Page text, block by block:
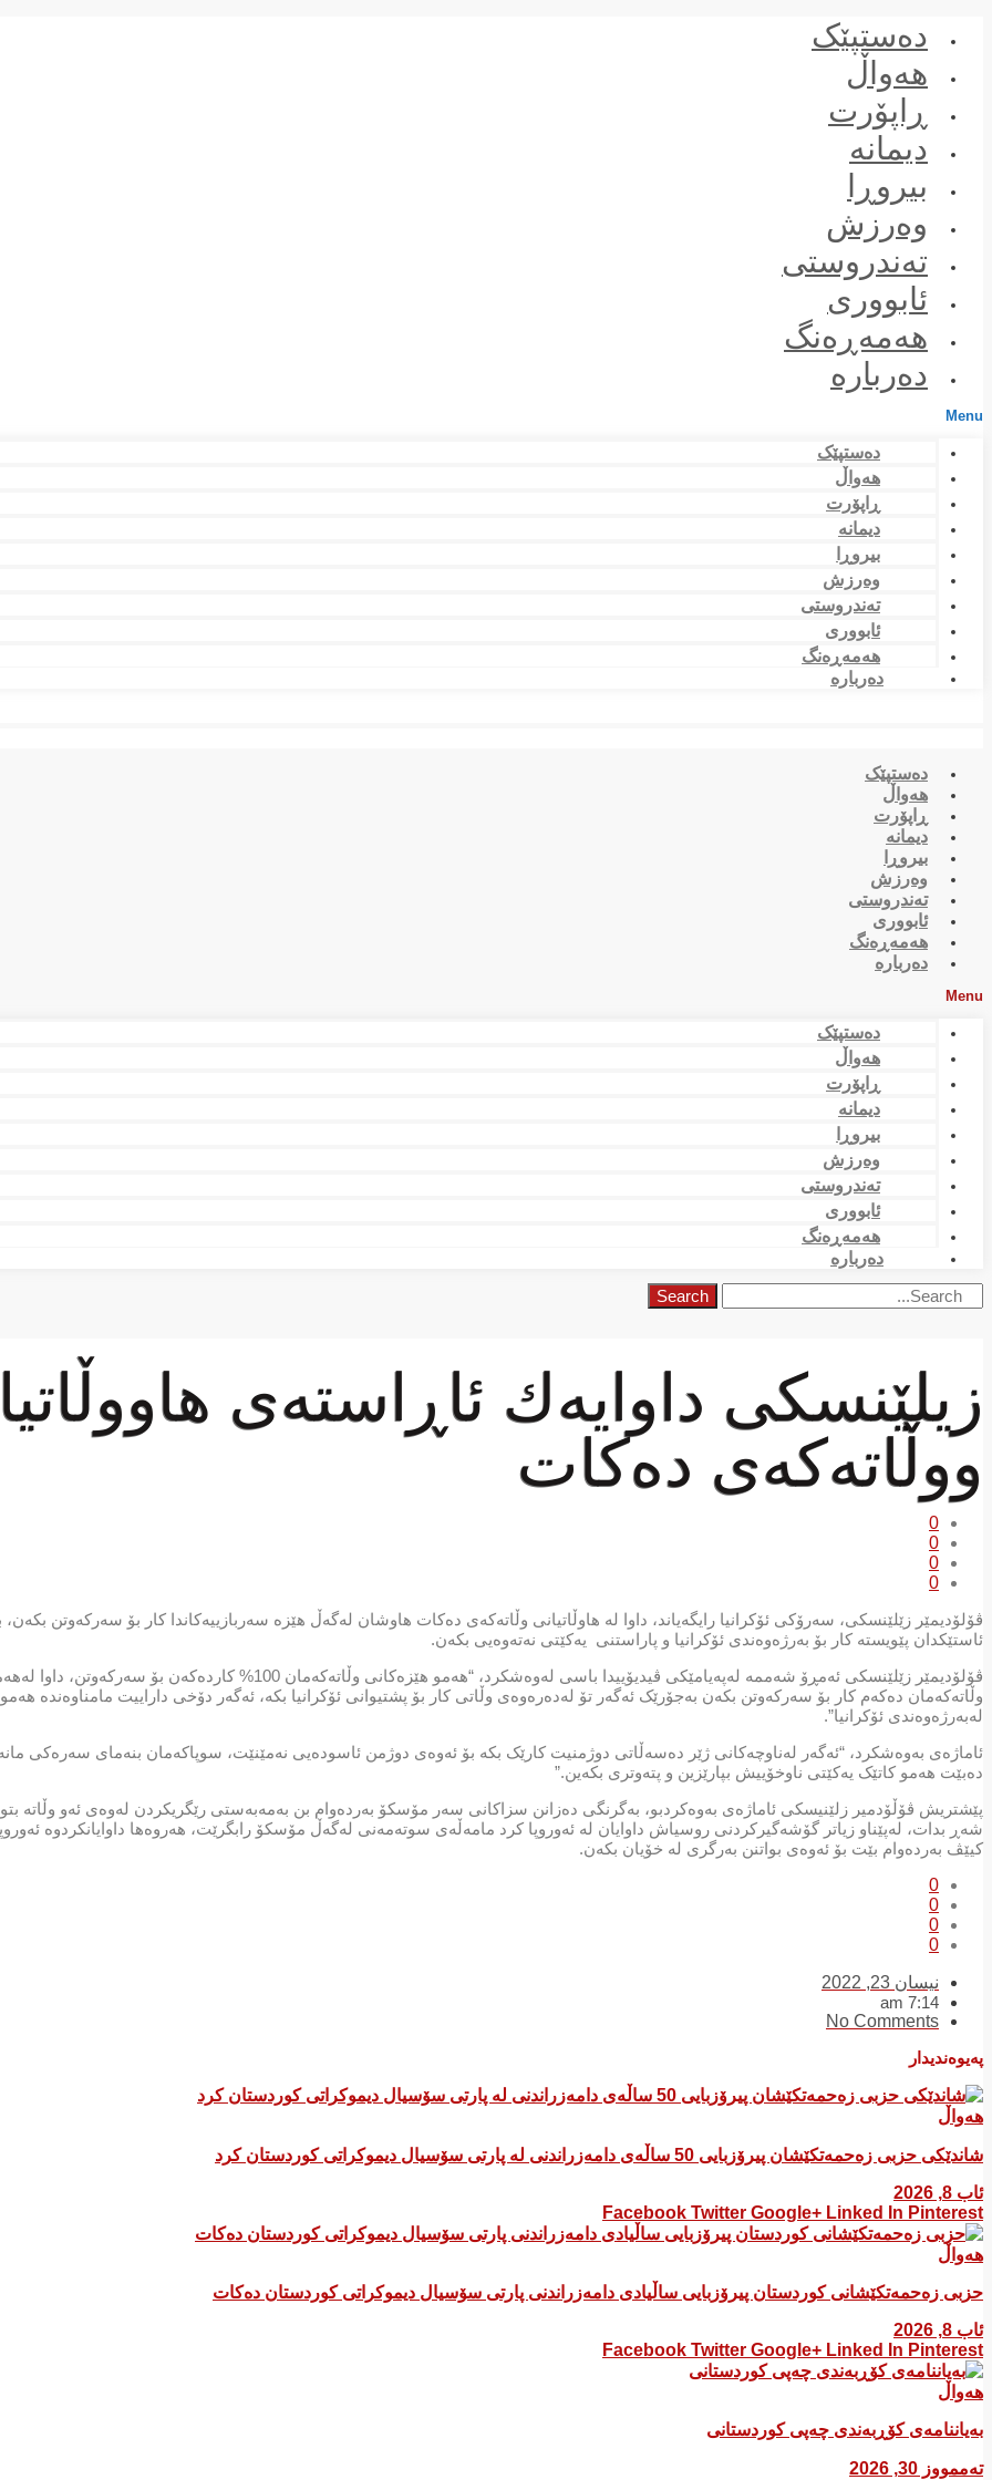
دەستپێک
هەواڵ
ڕاپۆرت
دیمانە
بیروڕا
وەرزش
تەندروستی
ئابووری
هەمەڕەنگ
دەربارە
Menu
دەستپێک
هەواڵ
ڕاپۆرت
دیمانە
بیروڕا
وەرزش
تەندروستی
ئابووری
هەمەڕەنگ
دەربارە
دەستپێک
هەواڵ
ڕاپۆرت
دیمانە
بیروڕا
وەرزش
تەندروستی
ئابووری
هەمەڕەنگ
دەربارە
Menu
دەستپێک
هەواڵ
ڕاپۆرت
دیمانە
بیروڕا
وەرزش
تەندروستی
ئابووری
هەمەڕەنگ
دەربارە
Search
زیلێنسكی داوایەك ئاڕاستەی
ووڵاتەكەی دەكات
0
0
0
0
ڤۆلۆدیمێر زێلێنسکی، سەرۆکی ئۆکرانیا رایگەیاند، داوا لە هاوڵاتیانی وڵاتەکەی دەکات هاوشان لەگەڵ هێزە سەربازییەکاندا کار بۆ سەرکەوتن
ئاستێکدان پێویستە کار بۆ بەرژەوەندی ئۆکرانیا و پاراستنی یەکێتی نەتەوەیی بکەن.
ڤۆلۆدیمێر زێلێنسکی ئەمڕۆ شەممە لەپەیامێکی ڤیدیۆییدا باسی لەوەشكرد، “هەمو هێزەکانی وڵاتەکەمان 100%
وڵاتەکەمان دەکەم کار بۆ سەرکەوتن بکەن بەجۆرێک ئەگەر تۆ لەدەرەوەی وڵاتی کار بۆ پشتیوانی ئۆکرانیا بکە، ئەگەر دۆخی داراییت مامناوەندە
لەبەرژەوەندی ئۆکرانیا”.
ئاماژەی بەوەشکرد، “ئەگەر لەناوچەکانی ژێر دەسەڵاتی دوژمنیت کارێک بکە بۆ ئەوەی دوژمن ئاسودەیی نەمێنێت، سوپاکەمان بنەمای سەرەکی
دەبێت هەمو کاتێک یەکێتی ناوخۆییش بپارێزین و پتەوتری بکەین.”
پێشتریش ڤۆڵۆدمیر زلێنیسكی ئاماژەی بەوەکردبو، بەگرنگی دەزانن سزاکانی سەر مۆسکۆ بەردەوام بن بەمەبەستی رێگریکردن لەوەی ئەو وڵاتە
شەڕ بدات، لەپێناو زیاتر گۆشەگیرکردنی روسیاش داوایان لە ئەوروپا کرد مامەڵەی سوتەمەنی لەگەڵ مۆسکۆ رابگرێت، هەروەها داوایانکردوە
کیێڤ بەردەوام بێت بۆ ئەوەی بواتنن بەرگری لە خۆیان بکەن.
0
0
0
0
نیسان 23, 2022
7:14 am
No Comments
پەیوەندیدار
هەواڵ
شاندێکی حزبی زەحمەتکێشان پیرۆزبایی 50 ساڵەی دامەزراندنی لە پارتی سۆسیال دیموکراتی کوردستان کرد
ئاب 8, 2026
Facebook Twitter Google+ Linked In Pinterest
هەواڵ
​حزبی زەحمەتکێشانی کوردستان پیرۆزبایی ساڵیادی دامەزراندنی پارتی سۆسیال دیموکراتی کوردستان دەکات
ئاب 8, 2026
Facebook Twitter Google+ Linked In Pinterest
هەواڵ
بەیاننامەی کۆڕبەندی چەپی کوردستانی
تەممووز 30, 2026